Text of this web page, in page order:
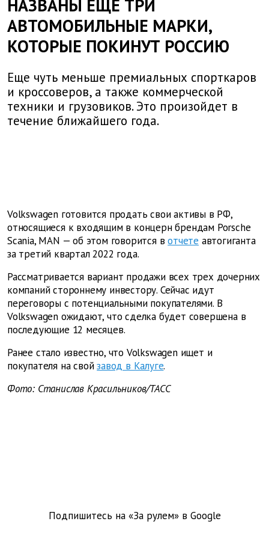
НАЗВАНЫ ЕЩЕ ТРИ
АВТОМОБИЛЬНЫЕ МАРКИ,
КОТОРЫЕ ПОКИНУТ РОССИЮ
Еще чуть меньше премиальных спорткаров
и кроссоверов, а также коммерческой
техники и грузовиков. Это произойдет в
течение ближайшего года.
Volkswagen готовится продать свои активы в РФ,
относящиеся к входящим в концерн брендам Porsche
Scania, MAN — об этом говорится в отчете автогиганта
за третий квартал 2022 года.
Рассматривается вариант продажи всех трех дочерних
компаний стороннему инвестору. Сейчас идут
переговоры с потенциальными покупателями. В
Volkswagen ожидают, что сделка будет совершена в
последующие 12 месяцев.
Ранее стало известно, что Volkswagen ищет и
покупателя на свой завод в Калуге.
Фото: Станислав Красильников/ТАСС
Подпишитесь на «За рулем» в Google